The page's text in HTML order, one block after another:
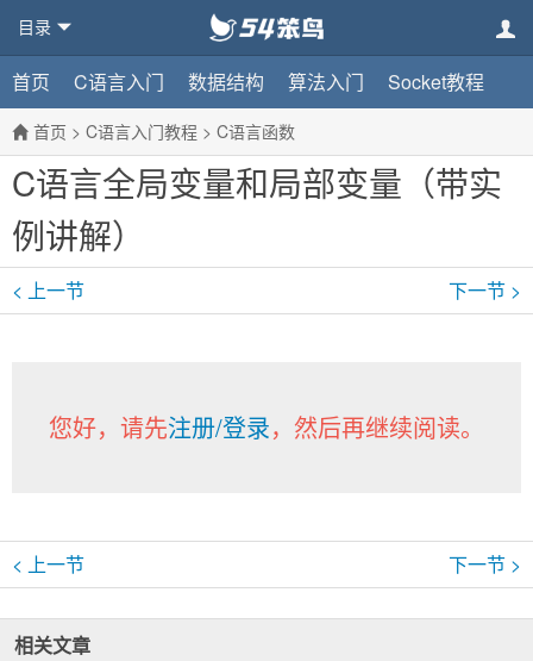
首页 C语言入门 数据结构 算法入门 Socket教程
目录
首页 > C语言入门教程 > C语言函数
C语言全局变量和局部变量（带实
例讲解）
< 上一节 下一节 >
您好，请先注册/登录，然后再继续阅读。
< 上一节 下一节 >
相关文章